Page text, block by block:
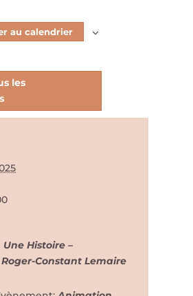
au calendrier
Histoire –
Constant Lemaire
les